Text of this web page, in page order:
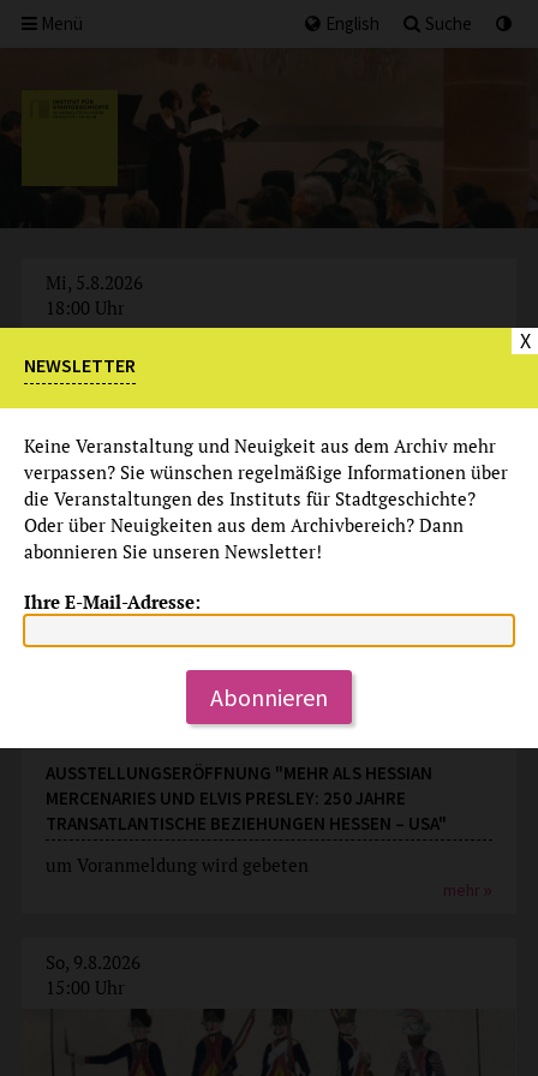
Menü English Suche
Mi, 5.8.2026
18:00 Uhr
Ausstellungseröffnung
AUSSTELLUNGSERÖFFNUNG "MEHR ALS HESSIAN
MERCENARIES UND ELVIS PRESLEY: 250 JAHRE
TRANSATLANTISCHE BEZIEHUNGEN HESSEN – USA"
um Voranmeldung wird gebeten
mehr
So, 9.8.2026
15:00 Uhr
X
NEWSLETTER
Keine Veranstaltung und Neuigkeit aus dem Archiv mehr
verpassen? Sie wünschen regelmäßige Informationen über
die Veranstaltungen des Instituts für Stadtgeschichte?
Oder über Neuigkeiten aus dem Archivbereich? Dann
abonnieren Sie unseren Newsletter!
Ihre E-Mail-Adresse:
Abonnieren